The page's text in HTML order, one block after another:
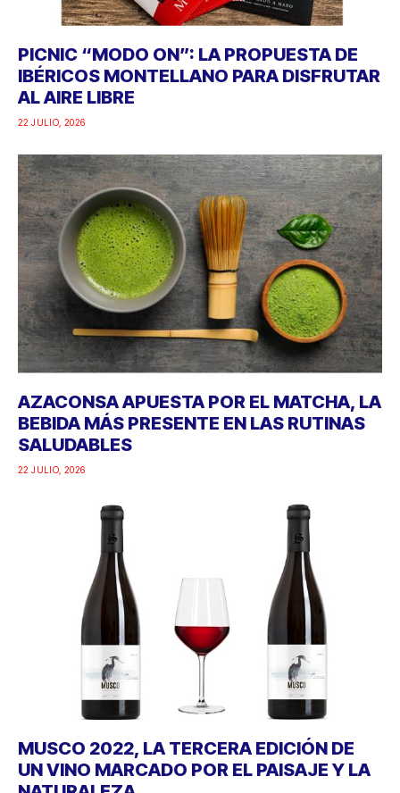
PICNIC “MODO ON”: LA PROPUESTA DE
IBÉRICOS MONTELLANO PARA DISFRUTAR
AL AIRE LIBRE
22 JULIO, 2026
AZACONSA APUESTA POR EL MATCHA, LA
BEBIDA MÁS PRESENTE EN LAS RUTINAS
SALUDABLES
22 JULIO, 2026
MUSCO 2022, LA TERCERA EDICIÓN DE
UN VINO MARCADO POR EL PAISAJE Y LA